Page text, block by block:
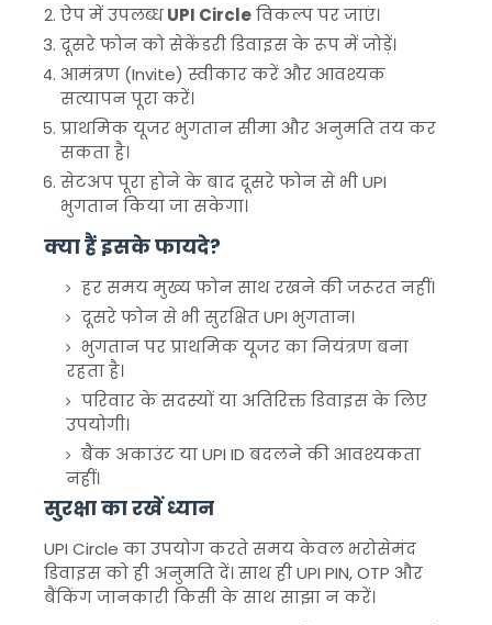
ऐप में उपलब्धUPI Circleविकल्प पर जाएं।
दूसरे फोन को सेकेंडरी डिवाइस के रूप में जोड़ें।
आमंत्रण (Invite) स्वीकार करें और आवश्यक
सत्यापन पूरा करें।
प्राथमिक यूजर भुगतान सीमा और अनुमति तय कर
सकता है।
सेटअप पूरा होने के बाद दूसरे फोन से भी UPI
भुगतान किया जा सकेगा।
क्या हैं इसके फायदे?
हर समय मुख्य फोन साथ रखने की जरूरत नहीं।
दूसरे फोन से भी सुरक्षित UPI भुगतान।
भुगतान पर प्राथमिक यूजर का नियंत्रण बना
रहता है।
परिवार के सदस्यों या अतिरिक्त डिवाइस के लिए
उपयोगी।
बैंक अकाउंट या UPI ID बदलने की आवश्यकता
नहीं।
सुरक्षा का रखें ध्यान
UPI Circle का उपयोग करते समय केवल भरोसेमंद
डिवाइस को ही अनुमति दें। साथ ही UPI PIN, OTP और
बैंकिंग जानकारी किसी के साथ साझा न करें।